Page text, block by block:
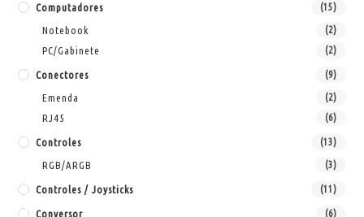
Computadores (15)
Notebook (2)
PC/Gabinete (2)
Conectores (9)
Emenda (2)
RJ45 (6)
Controles (13)
RGB/ARGB (3)
Controles / Joysticks (11)
Conversor (6)